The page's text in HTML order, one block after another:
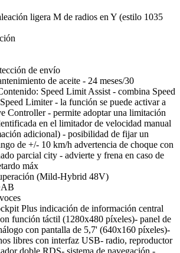
ligera M de radios en Y (estilo 1035
de envío
de aceite - 24 meses/30
Speed Limit Assist - combina Speed
Limiter - la función se puede activar a
Controller - permite adoptar una limitación
en el limitador de velocidad manual
adicional) - posibilidad de fijar un
de +/- 10 km/h advertencia de choque con
parcial city - advierte y frena en caso de
máx
(Mild-Hybrid 48V)
Plus indicación de información central
función táctil (1280x480 píxeles)- panel de
con pantalla de 5,7' (640x160 píxeles)-
libres con interfaz USB- radio, reproductor
doble RDS- sistema de navegación -